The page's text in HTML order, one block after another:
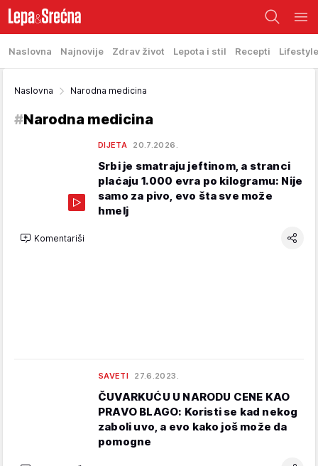
Naslovna Najnovije Zdrav život Lepota i stil Recepti Lifestyle
Naslovna Narodna medicina
#Narodna medicina
DIJETA 20.7.2026.
Srbi je smatraju jeftinom, a stranci
plaćaju 1.000 evra po kilogramu: Nije
samo za pivo, evo šta sve može
hmelj
Komentariši
SAVETI 27.6.2023.
ČUVARKUĆU U NARODU CENE KAO
PRAVO BLAGO: Koristi se kad nekog
zaboli uvo, a evo kako još može da
pomogne